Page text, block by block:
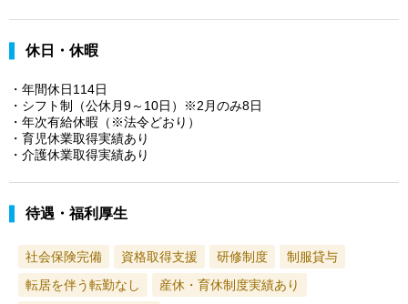
休日・休暇
・年間休日114日
・シフト制（公休月9～10日）※2月のみ8日
・年次有給休暇（※法令どおり）
・育児休業取得実績あり
・介護休業取得実績あり
待遇・福利厚生
社会保険完備 資格取得支援 研修制度
制服貸与
転居を伴う転勤なし
産休・育休制度実績あり